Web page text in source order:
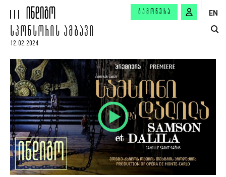
ᲒᲐᲛᲝᲬᲔᲠᲐ EN
ᲡᲞᲝᲜᲡᲝᲠᲘᲡ ᲐᲛᲑᲐᲕᲘ
12.02.2024